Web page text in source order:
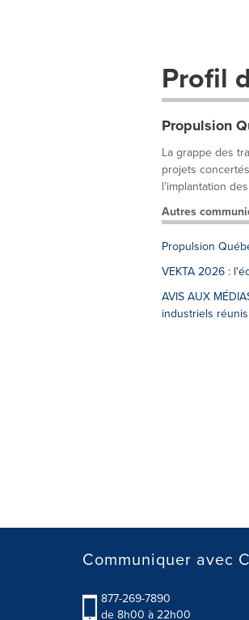
Profil
Propulsion
La grappe des
projets
l’implantation
Autres
Propulsion
VEKTA 2026 :
AVIS AUX
industriels
Communiquer avec
877-269-7890
de 8h00 à 22h00